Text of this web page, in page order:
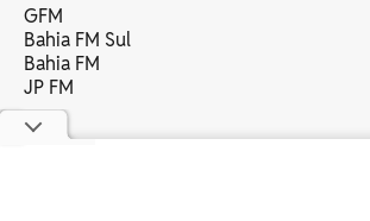
GFM
Bahia FM Sul
Bahia FM
JP FM